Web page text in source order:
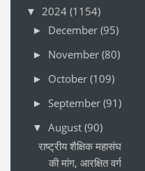
▼ 2024 (1154)
► December (95)
► November (80)
► October (109)
► September (91)
▼ August (90)
राष्ट्रीय शैक्षिक महासंघ
की मांग, आरक्षित वर्ग